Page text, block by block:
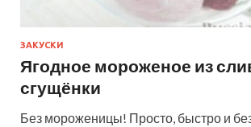
ЗАКУСКИ
Ягодное мороженое из
сгущёнки
Без мороженицы! Просто, быстро и